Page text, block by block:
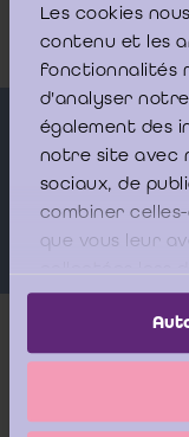
Les cookies
contenu et les
fonctionnalités
d'analyser
également des
notre site avec
sociaux, de
combiner
que vous leur
services.
ROMBAUT Carl